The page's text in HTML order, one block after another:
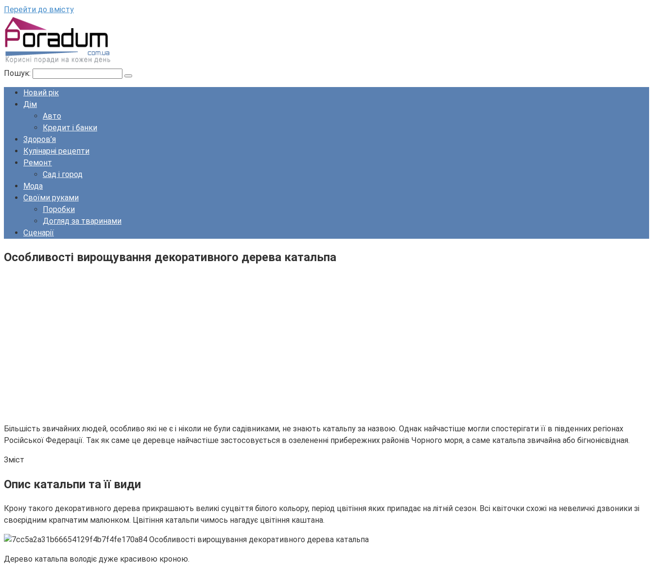
Перейти до вмісту
Пошук:
Новий рік
Дім
Авто
Кредит і банки
Здоров’я
Кулінарні рецепти
Ремонт
Сад і город
Мода
Своїми руками
Поробки
Догляд за тваринами
Сценарії
Особливості вирощування декоративного дерева катальпа
Більшість звичайних людей, особливо які не є і ніколи не були садівниками, не знають катальпу за назвою. Однак найчастіше могли спостерігати її в південних регіонах
Російської Федерації. Так як саме це деревце найчастіше застосовується в озелененні прибережних районів Чорного моря, а саме катальпа звичайна або бігнонієвідная.
Зміст
Опис катальпи та її види
Крону такого декоративного дерева прикрашають великі суцвіття білого кольору, період цвітіння яких припадає на літній сезон. Всі квіточки схожі на невеличкі дзвоники зі
своєрідним крапчатим малюнком. Цвітіння катальпи чимось нагадує цвітіння каштана.
Дерево катальпа володіє дуже красивою кроною.